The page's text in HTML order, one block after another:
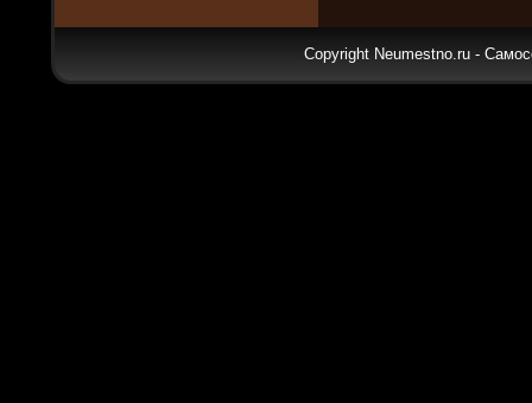
Copyright Neumestno.ru -